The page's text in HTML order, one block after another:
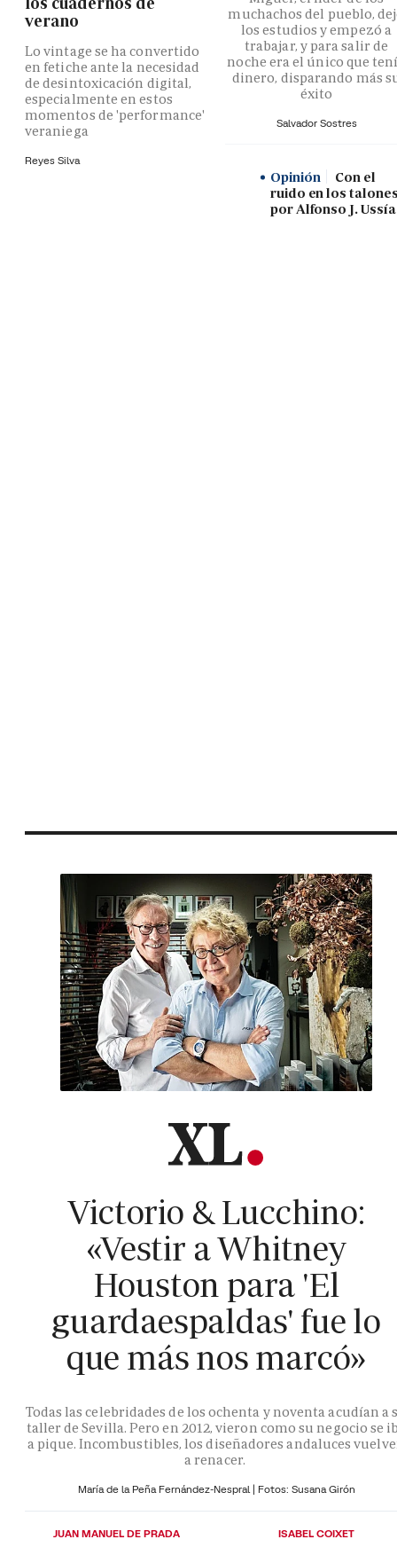
verano
Lo vintage se ha convertido
en fetiche ante la necesidad
de desintoxicación digital,
especialmente en estos
momentos de 'performance'
veraniega
Reyes Silva
muchachos del pueblo,
los estudios y empezó a
trabajar, y para salir de
noche era el único que
dinero, disparando más
éxito
Salvador Sostres
Opinión
Con el
ruido en los
por Alfonso J. Ussía
Victorio & Lucchino:
«Vestir a Whitney
Houston para 'El
guardaespaldas' fue lo
que más nos marcó»
Todas las celebridades de los ochenta y noventa acudían a
taller de Sevilla. Pero en 2012, vieron como su negocio se
a pique. Incombustibles, los diseñadores andaluces
a renacer.
María de la Peña Fernández-Nespral | Fotos: Susana Girón
JUAN MANUEL DE PRADA ISABEL COIXET